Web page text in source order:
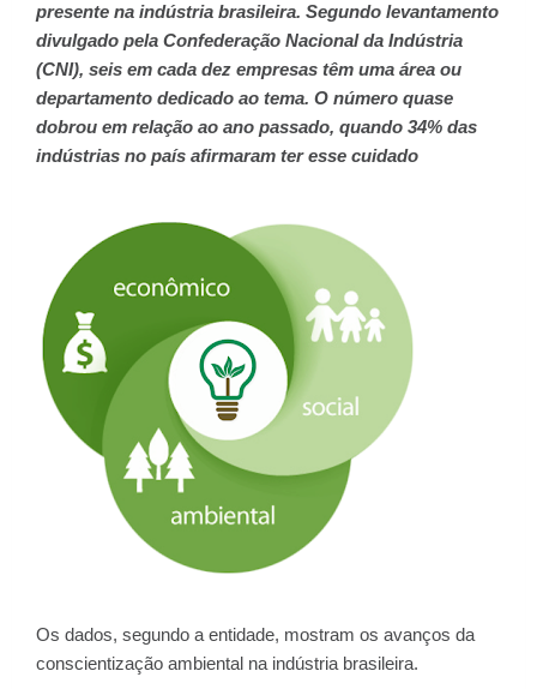
presente na indústria brasileira. Segundo levantamento
divulgado pela Confederação Nacional da Indústria
(CNI), seis em cada dez empresas têm uma área ou
departamento dedicado ao tema. O número quase
dobrou em relação ao ano passado, quando 34% das
indústrias no país afirmaram ter esse cuidado
Os dados, segundo a entidade, mostram os avanços da
conscientização ambiental na indústria brasileira.